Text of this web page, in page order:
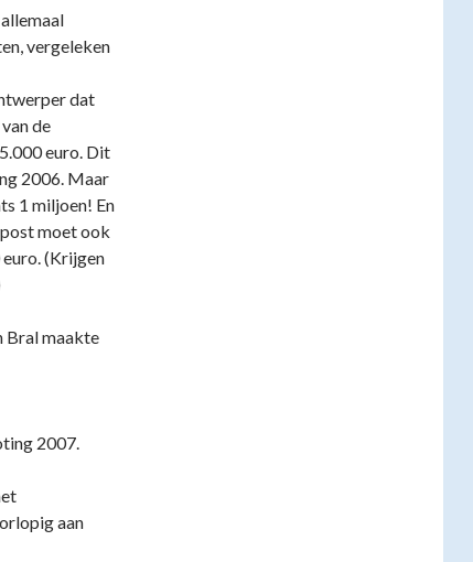
vergeleken
dat
de
euro. Dit
2006. Maar
1 miljoen! En
moet ook
(Krijgen
Bral maakte
2007.
aan